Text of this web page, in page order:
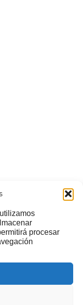
procesar
limosna a estos